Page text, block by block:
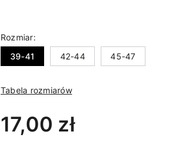
Rozmiar:
39-41
42-44 45-47
Tabela rozmiarów
17,00 zł